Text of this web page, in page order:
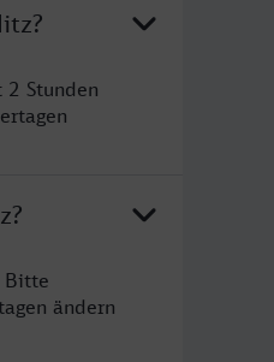
Stunden
Bitte
ändern